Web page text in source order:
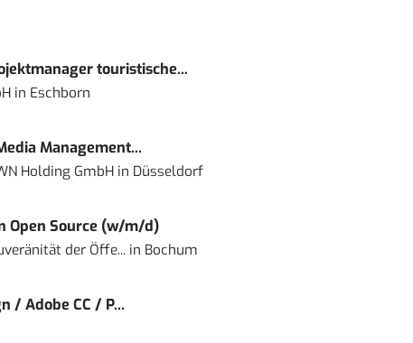
touristische...
in Eschborn
Management...
Holding GmbHin Düsseldorf
Open Source (w/m/d)
der Öffe...in Bochum
/ Adobe CC / P...